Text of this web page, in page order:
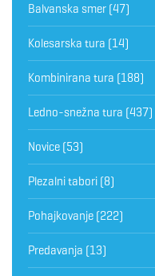
Balvanska smer (47)
Kolesarska tura (14)
Kombinirana tura (188)
Ledno-snežna tura (437)
Novice (53)
Plezalni tabori (8)
Pohajkovanje (222)
Predavanja (13)